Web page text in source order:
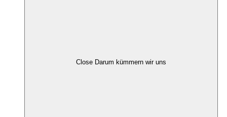
Close Darum kümmern wir uns